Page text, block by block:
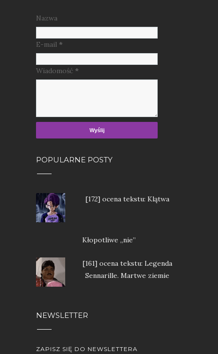
Nazwa
E-mail *
Wiadomość *
POPULARNE POSTY
[172] ocena tekstu: Klątwa
Kłopotliwe „nie”
[161] ocena tekstu: Legenda
Sennarille. Martwe ziemie
NEWSLETTER
ZAPISZ SIĘ DO NEWSLETTERA